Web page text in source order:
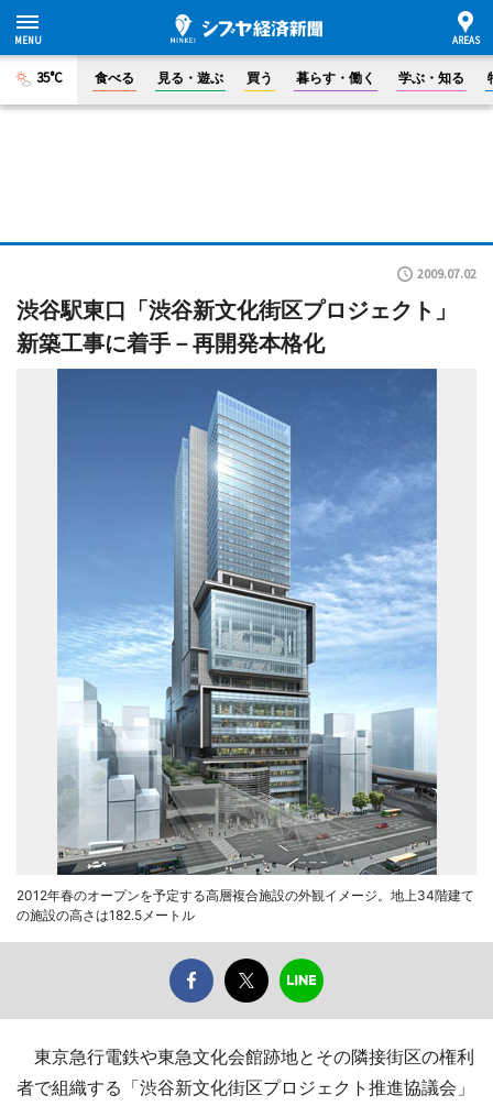
35°C 食べる 見る・遊ぶ 買う 暮らす・働く 学ぶ・知る
2009.07.02
渋谷駅東口「渋谷新文化街区プロジェクト」
新築工事に着手－再開発本格化
2012年春のオープンを予定する高層複合施設の外観イメージ。地上34階建て
の施設の高さは182.5メートル
東京急行電鉄や東急文化会館跡地とその隣接街区の権利
者で組織する「渋谷新文化街区プロジェクト推進協議会」